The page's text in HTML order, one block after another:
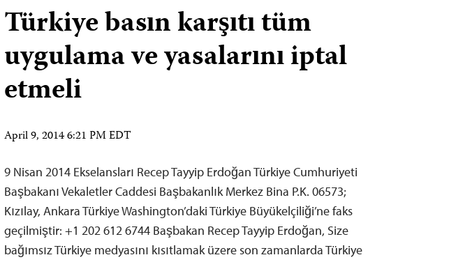
Türkiye basın karşıtı tüm
uygulama ve yasalarını iptal
etmeli
April 9, 2014 6:21 PM EDT
9 Nisan 2014 Ekselansları Recep Tayyip Erdoğan Türkiye Cumhuriyeti
Başbakanı Vekaletler Caddesi Başbakanlık Merkez Bina P.K. 06573;
Kızılay, Ankara Türkiye Washington’daki Türkiye Büyükelçiliği’ne faks
geçilmiştir: +1 202 612 6744 Başbakan Recep Tayyip Erdoğan, Size
bağımsız Türkiye medyasını kısıtlamak üzere son zamanlarda Türkiye